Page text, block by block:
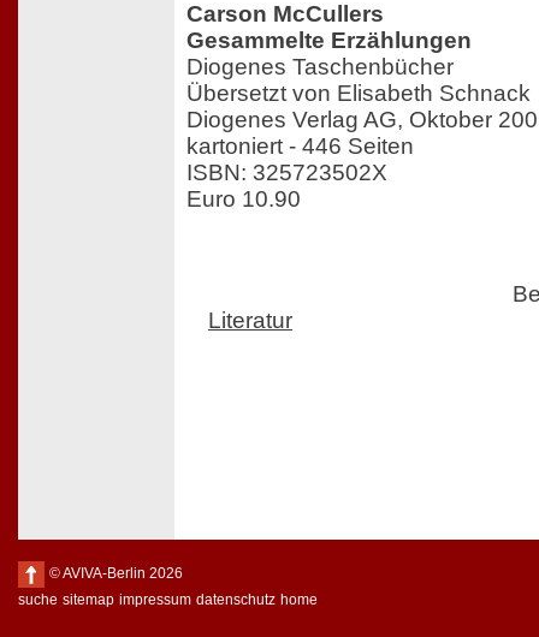
Carson McCullers
Gesammelte Erzählungen
Diogenes Taschenbücher
Übersetzt von Elisabeth Schnack
Diogenes Verlag AG, Oktober
kartoniert - 446 Seiten
ISBN: 325723502X
Euro 10.90
Literatur
© AVIVA-Berlin 2026
suche sitemap impressum datenschutz home